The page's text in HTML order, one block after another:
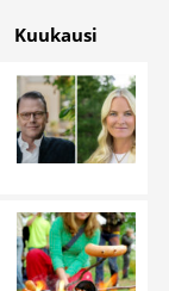
Kuukausi